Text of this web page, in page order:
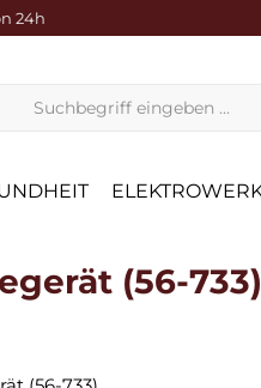
24h
(56-733)